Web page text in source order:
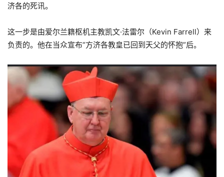
济各的死讯。
这一步是由爱尔兰籍枢机主教凯文·法雷尔（Kevin Farrell）来
负责的。他在当众宣布“方济各教皇已回到天父的怀抱”后。